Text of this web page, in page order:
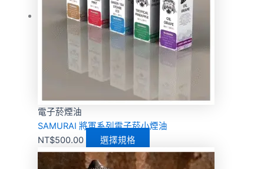
電子菸煙油
SAMURAI 將軍系列電子菸小煙油
NT$500.00 選擇規格